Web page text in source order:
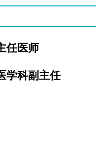
任医师
学科副主任